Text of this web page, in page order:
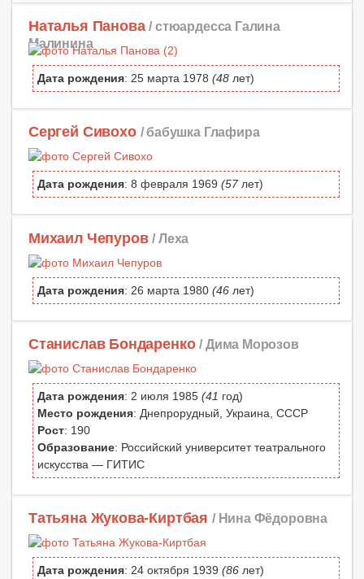
Наталья Панова / стюардесса Галина
Малинина
Дата рождения: 25 марта 1978 (48 лет)
Сергей Сивохо / бабушка Глафира
Дата рождения: 8 февраля 1969 (57лет)
Михаил Чепуров / Леха
Дата рождения: 26 марта 1980 (46 лет)
Станислав Бондаренко / Дима Морозов
Дата рождения: 2 июля 1985 (41 год)
Место рождения: Днепрорудный, Украина, СССР
Рост: 190
Образование: Российский университет театрального
искусства — ГИТИС
Татьяна Жукова-Киртбая / Нина Фёдоровна
Дата рождения: 24 октября 1939 (86 лет)